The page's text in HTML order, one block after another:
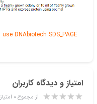
DNAbiotech SDS_PAGE
امتیاز و دیدگاه کاربران
از مجموع ۰ امتیاز